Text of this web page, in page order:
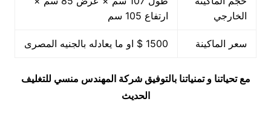
الخارجي
ارتفاع 105 سم
سعر الماكينة 1500 $ او ما يعادله بالجنيه المصرى
مع تحياتنا و تمنياتنا بالتوفيق شركة المهندس منسي للتغليف
الحديث